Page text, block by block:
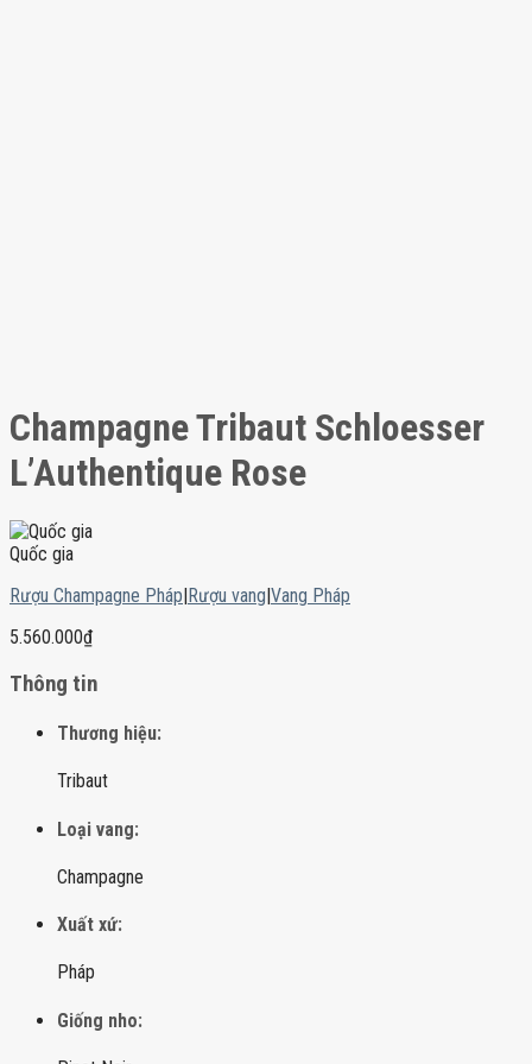
Champagne Tribaut Schloesser
L’Authentique Rose
Quốc gia
Rượu Champagne Pháp|Rượu vang|Vang Pháp
5.560.000₫
Thông tin
Thương hiệu:
Tribaut
Loại vang:
Champagne
Xuất xứ:
Pháp
Giống nho: